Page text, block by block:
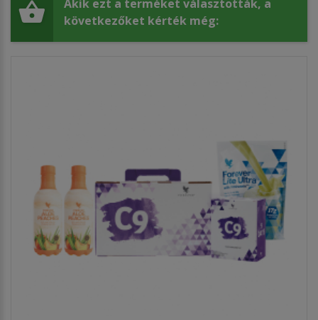
Akik ezt a terméket választották, a
következőket kérték még: